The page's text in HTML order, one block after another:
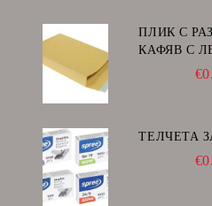
ПЛИК С
КАФЯВ С
ТЕЛЧЕТА